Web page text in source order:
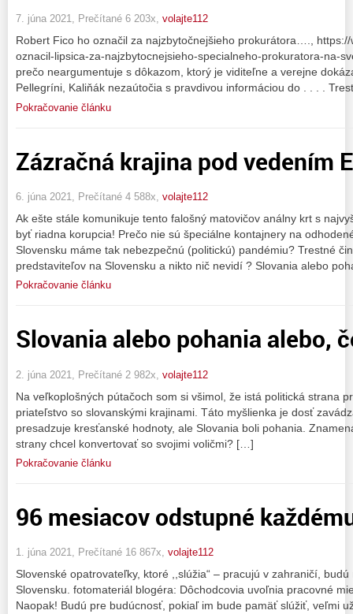
7. júna 2021, Prečítané 6 203x, volajte112
Robert Fico ho označil za najzbytočnejšieho prokurátora…., https://
oznacil-lipsica-za-najzbytocnejsieho-specialneho-prokuratora-na-
prečo neargumentuje s dôkazom, ktorý je viditeľne a verejne
Pellegríni, Kaliňák nezaútočia s pravdivou informáciou do . . . .
Pokračovanie článku
Zázračná krajina pod vedením
6. júna 2021, Prečítané 4 588x, volajte112
Ak ešte stále komunikuje tento falošný matovičov análny krt s
byť riadna korupcia! Prečo nie sú špeciálne kontajnery na
Slovensku máme tak nebezpečnú (politickú) pandémiu? Trestné
predstaviteľov na Slovensku a nikto nič nevidí ? Slovania alebo
Pokračovanie článku
Slovania alebo pohania alebo,
2. júna 2021, Prečítané 2 982x, volajte112
Na veľkoplošných pútačoch som si všimol, že istá politická strana
priateľstvo so slovanskými krajinami. Táto myšlienka je dosť
presadzuje kresťanské hodnoty, ale Slovania boli pohania.
strany chcel konvertovať so svojimi voličmi? […]
Pokračovanie článku
96 mesiacov odstupné
1. júna 2021, Prečítané 16 867x, volajte112
Slovenské opatrovateľky, ktoré ,,slúžia“ – pracujú v zahraničí,
Slovensku. fotomateriál blogéra: Dôchodcovia uvoľnia pracovné
Naopak! Budú pre budúcnosť, pokiaľ im bude pamäť slúžiť, veľmi